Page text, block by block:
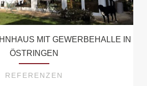
MIT GEWERBEHALLE IN
ÖSTRINGEN
REFERENZEN